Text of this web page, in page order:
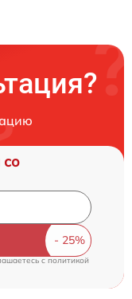
со
c политикой